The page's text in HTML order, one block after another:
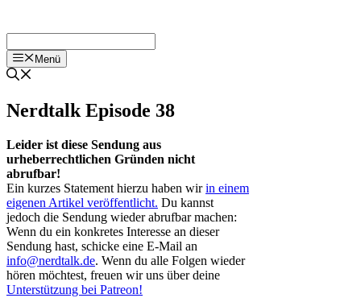
Menü
Nerdtalk Episode 38
Leider ist diese Sendung aus
urheberrechtlichen Gründen nicht
abrufbar!
Ein kurzes Statement hierzu haben wirin einem
eigenen Artikel veröffentlicht. Du kannst
jedoch die Sendung wieder abrufbar machen:
Wenn du ein konkretes Interesse an dieser
Sendung hast, schicke eine E-Mail an
info@nerdtalk.de. Wenn du alle Folgen wieder
hören möchtest, freuen wir uns über deine
Unterstützung bei Patreon!